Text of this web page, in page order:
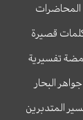
المحاضرات
قصيرة
تفسيرية
جواهر البحار
المتدبرين